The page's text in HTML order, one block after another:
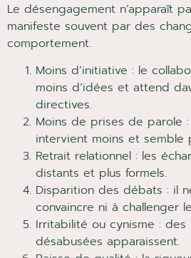
Le désengagement n’apparaît
manifeste souvent par des
comportement.
Moins d’initiative : le
moins d’idées et attend
directives.
Moins de prises de parole
intervient moins et semble
Retrait relationnel : les
distants et plus formels.
Disparition des débats : il
convaincre ni à challenger
Irritabilité ou cynisme : des
désabusées apparaissent.